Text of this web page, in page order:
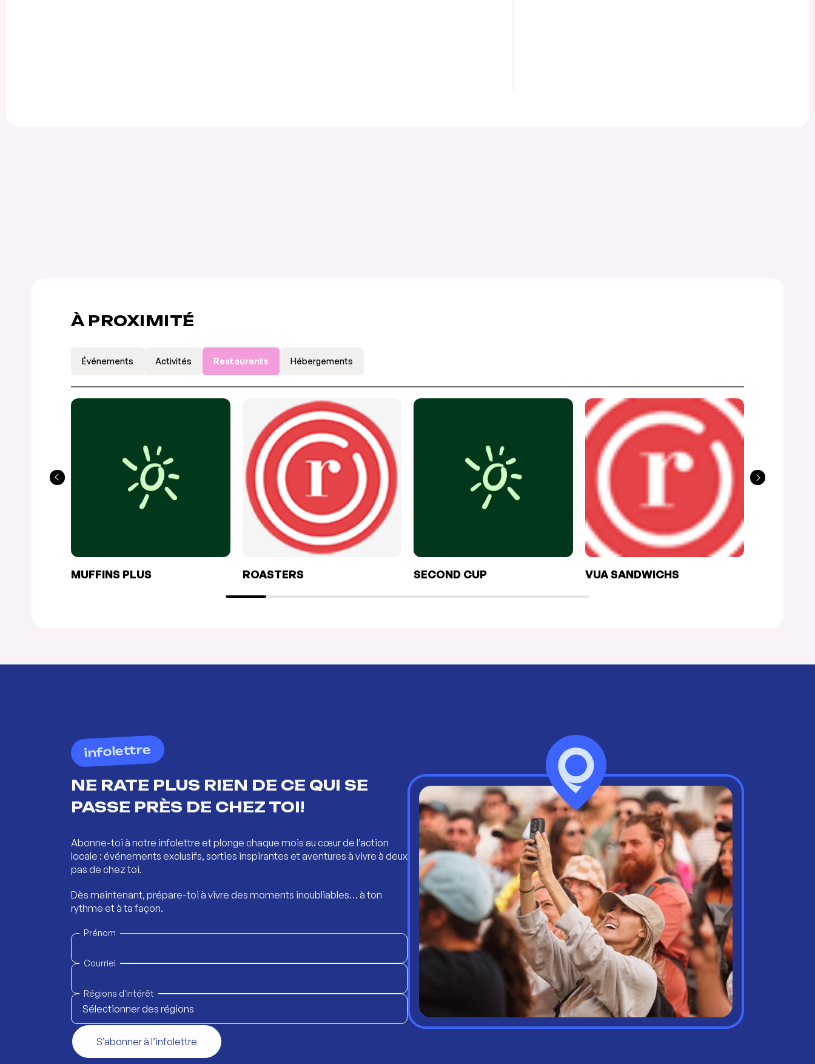
À PROXIMITÉ
Événements Activités Restaurants Hébergements
MUFFINS PLUS ROASTERS SECOND CUP VUA SANDWICHS
infolettre
NE RATE PLUS RIEN DE CE QUI SE
PASSE PRÈS DE CHEZ TOI!
Abonne-toi à notre infolettre et plonge chaque mois au cœur de l’action
locale : événements exclusifs, sorties inspirantes et aventures à vivre à deux
pas de chez toi.
Dès maintenant, prépare-toi à vivre des moments inoubliables… à ton
rythme et à ta façon.
Prénom
Courriel
Régions d'intérêt
Sélectionner des régions
S’abonner à l’infolettre